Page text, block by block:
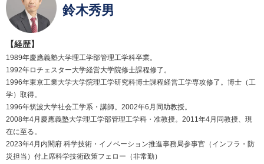
鈴木秀男
【経歴】
1989年慶應義塾大学理工学部管理工学科卒業。
1992年ロチェスター大学経営大学院修士課程修了。
1996年東京工業大学大学院理工学研究科博士課程経営工学専攻修了。博士（工
学）取得。
1996年筑波大学社会工学系・講師。2002年6月同助教授。
2008年4月慶應義塾大学理工学部管理工学科・准教授。2011年4月同教授、現
在に至る。
2023年4月内閣府 科学技術・イノベーション推進事務局参事官（インフラ・防
災担当）付上席科学技術政策フェロー（非常勤）